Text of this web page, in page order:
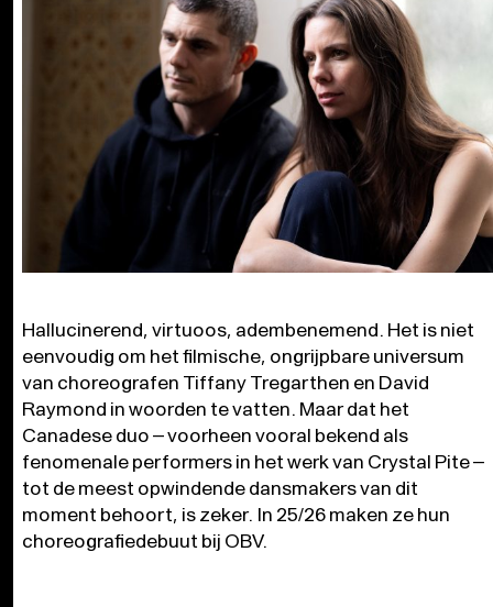
Hallucinerend, virtuoos, adembenemend. Het is niet
eenvoudig om het filmische, ongrijpbare universum
van choreografen Tiffany Tregarthen en David
Raymond in woorden te vatten. Maar dat het
Canadese duo – voorheen vooral bekend als
fenomenale performers in het werk van Crystal Pite –
tot de meest opwindende dansmakers van dit
moment behoort, is zeker. In 25/26 maken ze hun
choreografiedebuut bij OBV.